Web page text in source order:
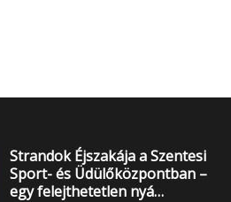
Strandok Éjszakája a Szentesi
Sport- és Üdülőközpontban –
egy felejthetetlen nyá…